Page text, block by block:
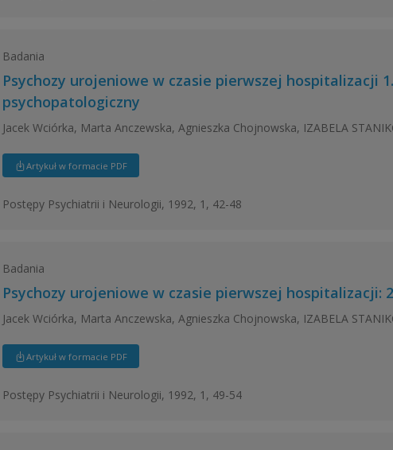
Badania
Psychozy urojeniowe w czasie pierwszej hospitalizacji
psychopatologiczny
Jacek Wciórka, Marta Anczewska, Agnieszka Chojnowska, IZABELA
Artykuł w formacie PDF
Postępy Psychiatrii i Neurologii, 1992, 1, 42-48
Badania
Psychozy urojeniowe w czasie pierwszej hospitalizacji:
Jacek Wciórka, Marta Anczewska, Agnieszka Chojnowska, IZABELA
Artykuł w formacie PDF
Postępy Psychiatrii i Neurologii, 1992, 1, 49-54